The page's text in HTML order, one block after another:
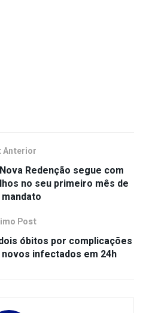
Anterior
Redenção segue com
no seu primeiro mês de
Post
óbitos por complicações
infectados em 24h